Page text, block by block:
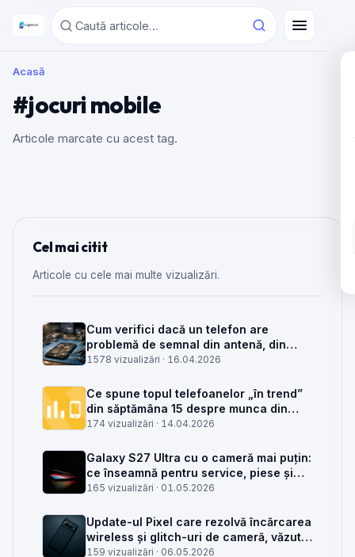
Acasă
#jocuri mobile
Articole marcate cu acest tag.
Cel mai citit
Articole cu cele mai multe vizualizări.
Cum verifici dacă un telefon are
problemă de semnal din antenă, din
placa de bază sau din rețea
1578 vizualizări · 16.04.2026
Ce spune topul telefoanelor „în trend”
din săptămâna 15 despre munca din
service GSM
174 vizualizări · 14.04.2026
Galaxy S27 Ultra cu o cameră mai puțin:
ce înseamnă pentru service, piese și
client
165 vizualizări · 01.05.2026
Update-ul Pixel care rezolvă încărcarea
wireless și glitch-uri de cameră, văzut
din service
159 vizualizări · 06.05.2026